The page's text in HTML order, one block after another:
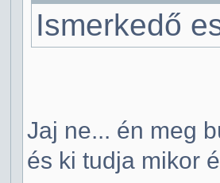
Ismerkedő
Jaj ne... én meg
és ki tudja mikor